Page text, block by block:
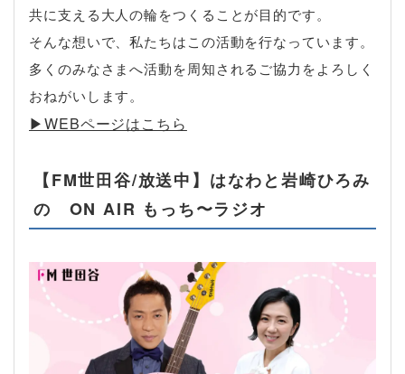
共に支える大人の輪をつくることが目的です。
そんな想いで、私たちはこの活動を行なっています。
多くのみなさまへ活動を周知されるご協力をよろしく
おねがいします。
▶︎WEBページはこちら
【FM世田谷/放送中】はなわと岩崎ひろみ
の ON AIR もっち〜ラジオ